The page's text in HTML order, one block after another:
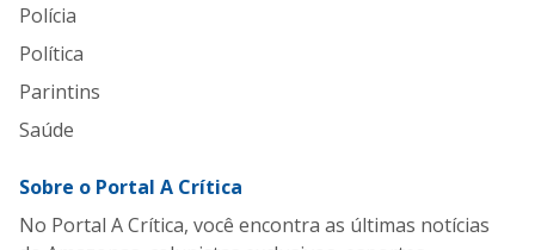
Polícia
Política
Parintins
Saúde
Sobre o Portal A Crítica
No Portal A Crítica, você encontra as últimas notícias